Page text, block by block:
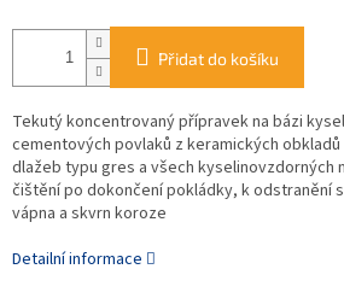
Přidat do košíku
Tekutý koncentrovaný přípravek na bázi
cementových povlaků z keramických
dlažeb typu gres a všech kyselinovzdorných
čištění po dokončení pokládky, k odstranění
vápna a skvrn koroze
Detailní informace